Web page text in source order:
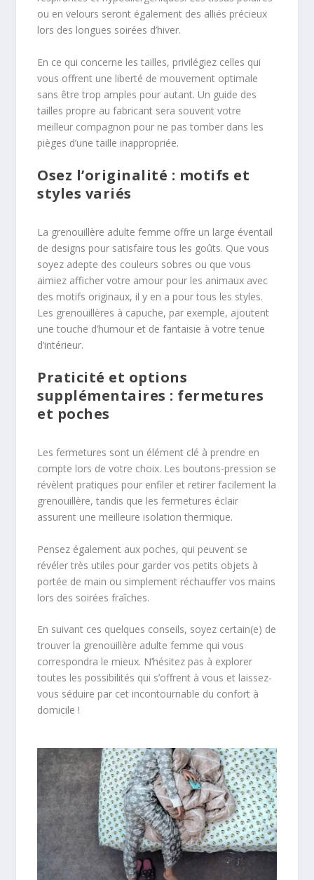
ou en velours seront également des alliés précieux
lors des longues soirées d’hiver.
En ce qui concerne les tailles, privilégiez celles qui
vous offrent une liberté de mouvement optimale
sans être trop amples pour autant. Un guide des
tailles propre au fabricant sera souvent votre
meilleur compagnon pour ne pas tomber dans les
pièges d’une taille inappropriée.
Osez l’originalité : motifs et
styles variés
La grenouillère adulte femme offre un large éventail
de designs pour satisfaire tous les goûts. Que vous
soyez adepte des couleurs sobres ou que vous
aimiez afficher votre amour pour les animaux avec
des motifs originaux, il y en a pour tous les styles.
Les grenouillères à capuche, par exemple, ajoutent
une touche d’humour et de fantaisie à votre tenue
d’intérieur.
Praticité et options
supplémentaires : fermetures
et poches
Les fermetures sont un élément clé à prendre en
compte lors de votre choix. Les boutons-pression se
révèlent pratiques pour enfiler et retirer facilement la
grenouillère, tandis que les fermetures éclair
assurent une meilleure isolation thermique.
Pensez également aux poches, qui peuvent se
révéler très utiles pour garder vos petits objets à
portée de main ou simplement réchauffer vos mains
lors des soirées fraîches.
En suivant ces quelques conseils, soyez certain(e) de
trouver la grenouillère adulte femme qui vous
correspondra le mieux. N’hésitez pas à explorer
toutes les possibilités qui s’offrent à vous et laissez-
vous séduire par cet incontournable du confort à
domicile !